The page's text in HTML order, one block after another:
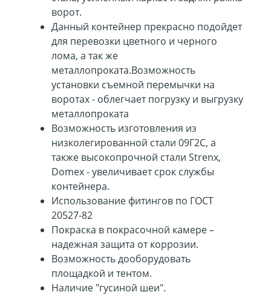
ворот.
Данный контейнер прекрасно подойдет
для перевозки цветного и черного
лома, а так же
металлопроката.Возможность
установки съемной перемычки на
воротах - облегчает погрузку и выгрузку
металлопроката
Возможность изготовления из
низколегированной стали 09Г2С, а
также высокопрочной стали Strenx,
Domex - увеличивает срок службы
контейнера.
Использование фитингов по ГОСТ
20527-82
Покраска в покрасочной камере –
надежная защита от коррозии.
Возможность дооборудовать
площадкой и тентом.
Наличие "гусиной шеи".